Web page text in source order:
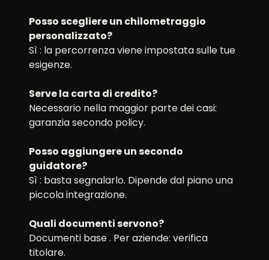
Posso scegliere un chilometraggio
personalizzato?
Sì : la percorrenza viene impostata sulle tue
esigenze.
Serve la carta di credito?
Necessario nella maggior parte dei casi:
garanzia secondo policy.
Posso aggiungere un secondo
guidatore?
Sì : basta segnalarlo. Dipende dal piano una
piccola integrazione.
Quali documenti servono?
Documenti base . Per aziende: verifica
titolare.